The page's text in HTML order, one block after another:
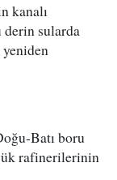
kanalı
sularda
yeniden
Batı boru
rafinerilerinin